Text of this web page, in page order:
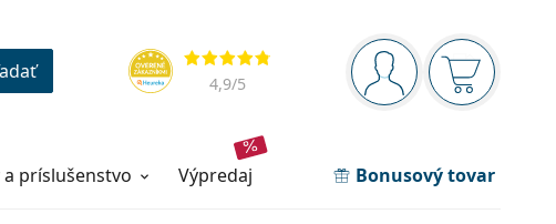
Navigačný panel
ste prihláseníNákupný
Hodnotenia
4,9/5
a príslušenstvo výpredaj Bonusový tovar